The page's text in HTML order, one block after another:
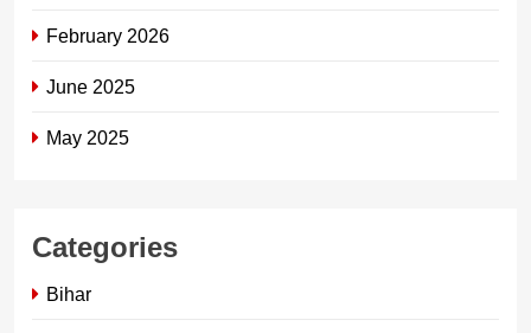
February 2026
June 2025
May 2025
Categories
Bihar